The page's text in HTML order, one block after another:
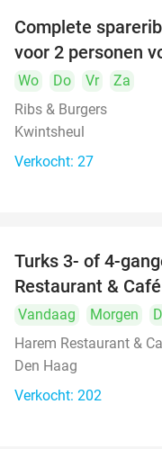
Complete
voor 2 personen
Wo Do Vr
Za
Ribs & Burgers
Kwintsheul
Verkocht: 27
Turks 3- of 4-
Restaurant & Café
Vandaag Morgen
Harem Restaurant &
Den Haag
Verkocht: 202